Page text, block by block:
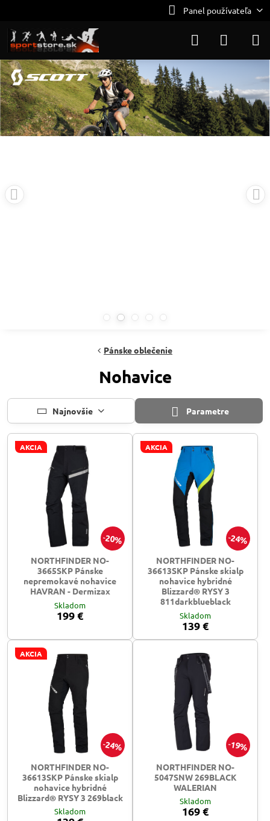
Panel používateľa
Pánske oblečenie
Nohavice
Najnovšie Parametre
20%
AKCIA
NORTHFINDER NO-
3665SKP Pánske
nepremokavé nohavice
HAVRAN - Dermizax
Skladom
199 €
24%
AKCIA
NORTHFINDER NO-
36613SKP Pánske skialp
nohavice hybridné
Blizzard® RYSY 3
811darkblueblack
Skladom
139 €
24%
AKCIA
NORTHFINDER NO-
36613SKP Pánske skialp
nohavice hybridné
Blizzard® RYSY 3 269black
Skladom
19%
NORTHFINDER NO-
5047SNW 269BLACK
WALERIAN
Skladom
169 €